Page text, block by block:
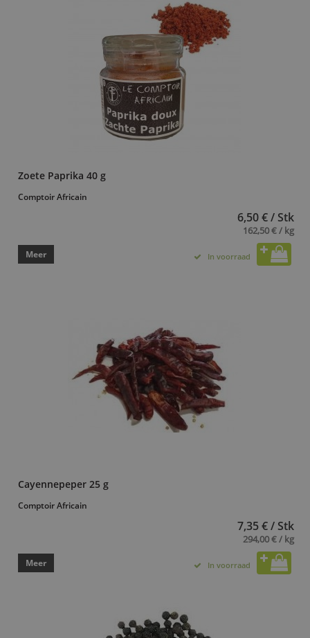
Zoete Paprika 40 g
Comptoir Africain
6,50 € / Stk
162,50 € / kg
Meer In voorraad
Cayennepeper 25 g
Comptoir Africain
7,35 € / Stk
294,00 € / kg
Meer In voorraad